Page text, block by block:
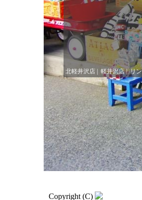
北軽井沢店 軽井沢店|リ
Copyright (C)